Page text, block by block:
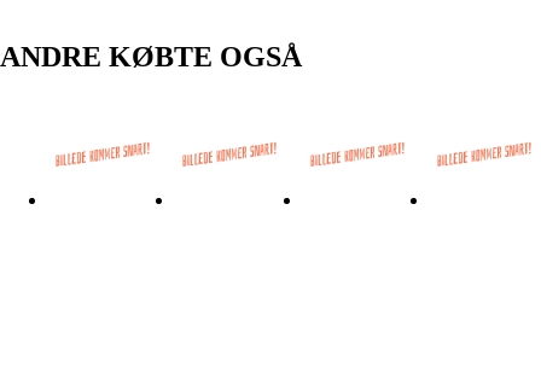
ANDRE KØBTE OGSÅ